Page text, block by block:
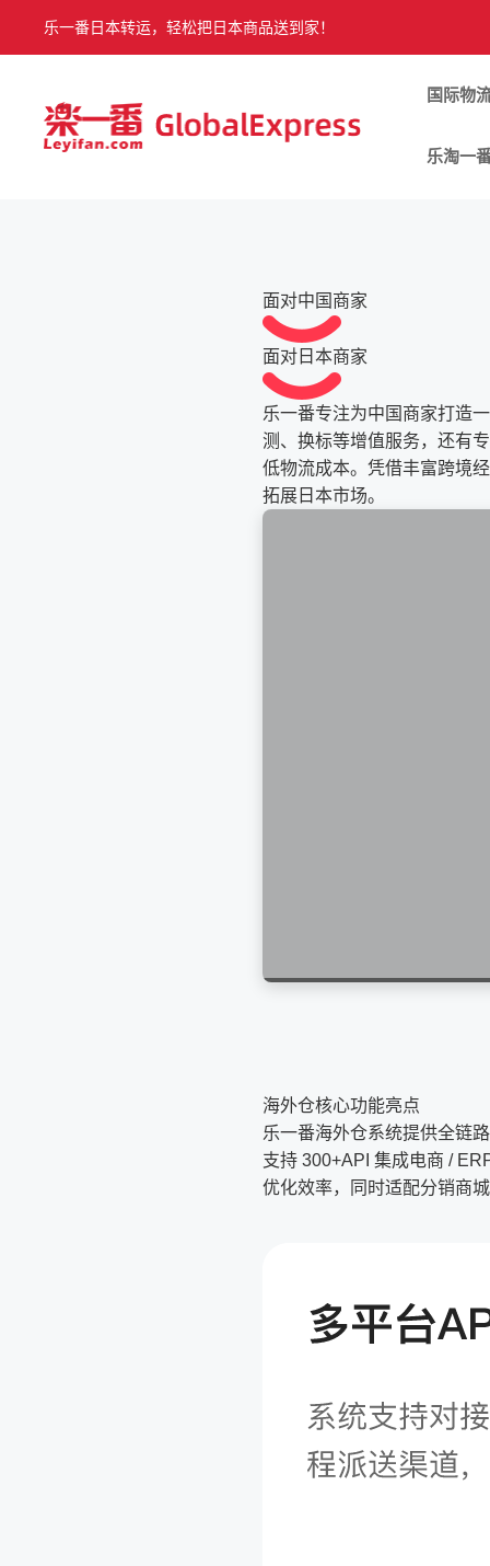
乐一番日本转运，轻松把日本商品送到家！
国际物
乐淘一
面对中国商家
面对日本商家
乐一番专注为中国商家打造
测、换标等增值服务，还有
低物流成本。凭借丰富跨境
拓展日本市场。
海外仓核心功能亮点
乐一番海外仓系统提供全链
支持 300+API 集成电商 /
优化效率，同时适配分销商